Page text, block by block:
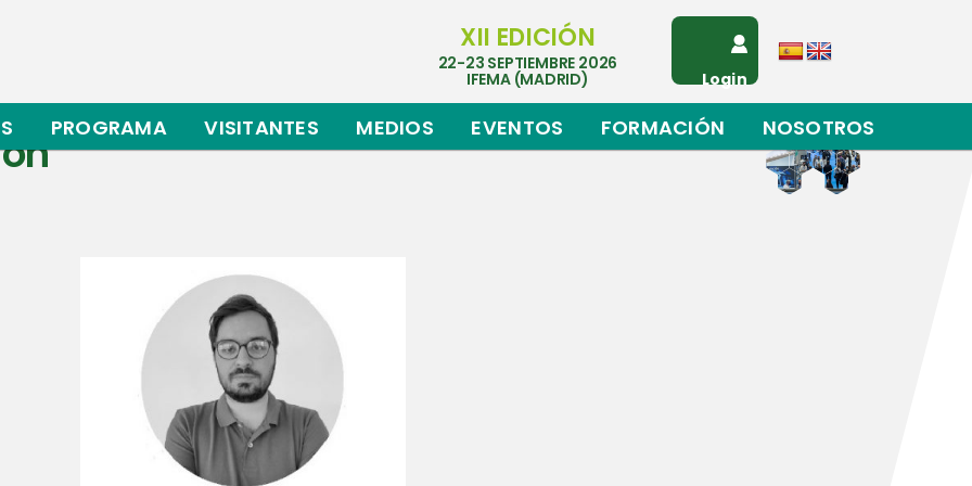
XII EDICIÓN
22-23 SEPTIEMBRE 2026
IFEMA (MADRID) Login
PROGRAMA VISITANTES MEDIOS EVENTOS FORMACIÓN NOSOTROS